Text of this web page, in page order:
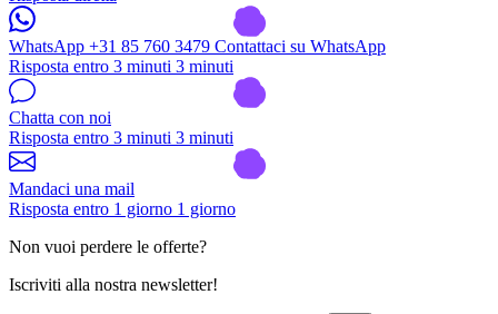
WhatsApp +31 85 760 3479 Contattaci su WhatsApp
Risposta entro 3 minuti 3 minuti
Chatta con noi
Risposta entro 3 minuti 3 minuti
Mandaci una mail
Risposta entro 1 giorno 1 giorno
Non vuoi perdere le offerte?
Iscriviti alla nostra newsletter!